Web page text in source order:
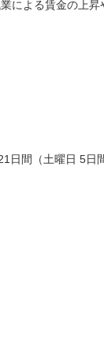
による賃金の上
日間（土曜日 5日間